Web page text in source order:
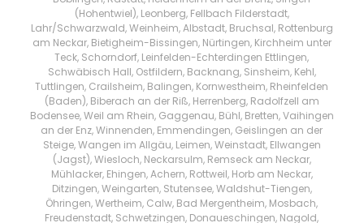
(Hohentwiel), Leonberg, Fellbach Filderstadt,
Lahr/Schwarzwald, Weinheim, Albstadt, Bruchsal, Rottenburg
am Neckar, Bietigheim-Bissingen, Nürtingen, Kirchheim unter
Teck, Schorndorf, Leinfelden-Echterdingen Ettlingen,
Schwäbisch Hall, Ostfildern, Backnang, Sinsheim, Kehl,
Tuttlingen, Crailsheim, Balingen, Kornwestheim, Rheinfelden
(Baden), Biberach an der Riß, Herrenberg, Radolfzell am
Bodensee, Weil am Rhein, Gaggenau, Bühl, Bretten, Vaihingen
an der Enz, Winnenden, Emmendingen, Geislingen an der
Steige, Wangen im Allgäu, Leimen, Weinstadt, Ellwangen
(Jagst), Wiesloch, Neckarsulm, Remseck am Neckar,
Mühlacker, Ehingen, Achern, Rottweil, Horb am Neckar,
Ditzingen, Weingarten, Stutensee, Waldshut-Tiengen,
Öhringen, Wertheim, Calw, Bad Mergentheim, Mosbach,
Freudenstadt, Schwetzingen, Donaueschingen, Nagold,